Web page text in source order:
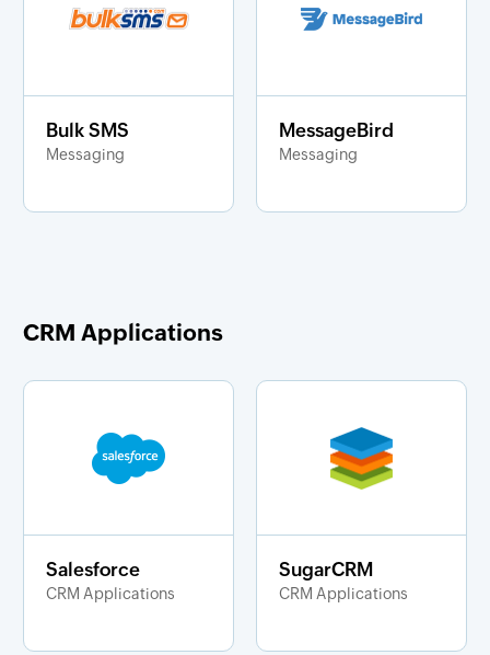
Bulk SMS
Messaging
MessageBird
Messaging
CRM Applications
Salesforce
CRM Applications
SugarCRM
CRM Applications